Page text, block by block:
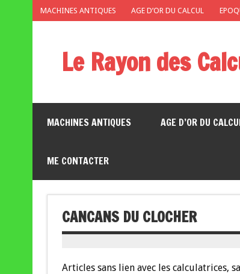
MACHINES ANTIQUES AGE D’OR DU CALCUL
Le Rayon des
MACHINES ANTIQUES AGE D’OR DU
ME CONTACTER
CANCANS DU CLOCHER
Articles sans lien avec les calculatrices,